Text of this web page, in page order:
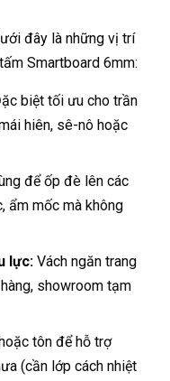
đây là những vị trí
Smartboard 6mm:
biệt tối ưu cho trần
hiên, sê-nô hoặc
để ốp đè lên các
ẩm mốc mà không
lực: Vách ngăn trang
showroom tạm
tôn để hỗ trợ
(cần lớp cách nhiệt